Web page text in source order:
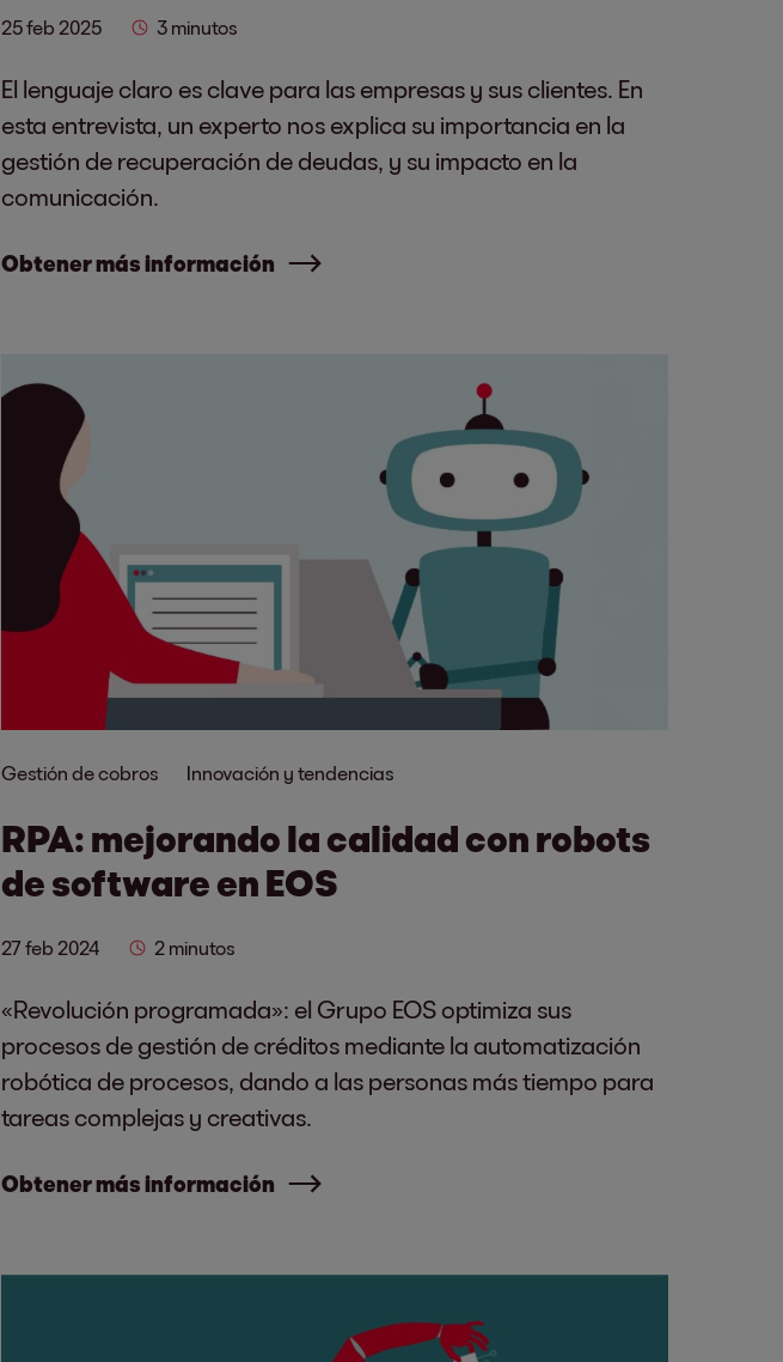
25 feb 2025 3 minutos
El lenguaje claro es clave para las empresas y sus clientes. En
esta entrevista, un experto nos explica su importancia en la
gestión de recuperación de deudas, y su impacto en la
comunicación.
Obtener más información
Gestión de cobros Innovación y tendencias
RPA: mejorando la calidad con robots
de software en EOS
27 feb 2024 2 minutos
«Revolución programada»: el Grupo EOS optimiza sus
procesos de gestión de créditos mediante la automatización
robótica de procesos, dando a las personas más tiempo para
tareas complejas y creativas.
Obtener más información